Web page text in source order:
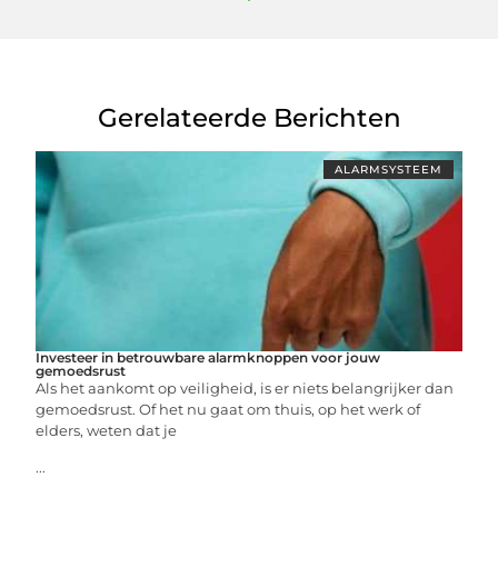
Gerelateerde Berichten
ALARMSYSTEEM
Investeer in betrouwbare alarmknoppen voor jouw
gemoedsrust
Als het aankomt op veiligheid, is er niets belangrijker dan
gemoedsrust. Of het nu gaat om thuis, op het werk of
elders, weten dat je
...